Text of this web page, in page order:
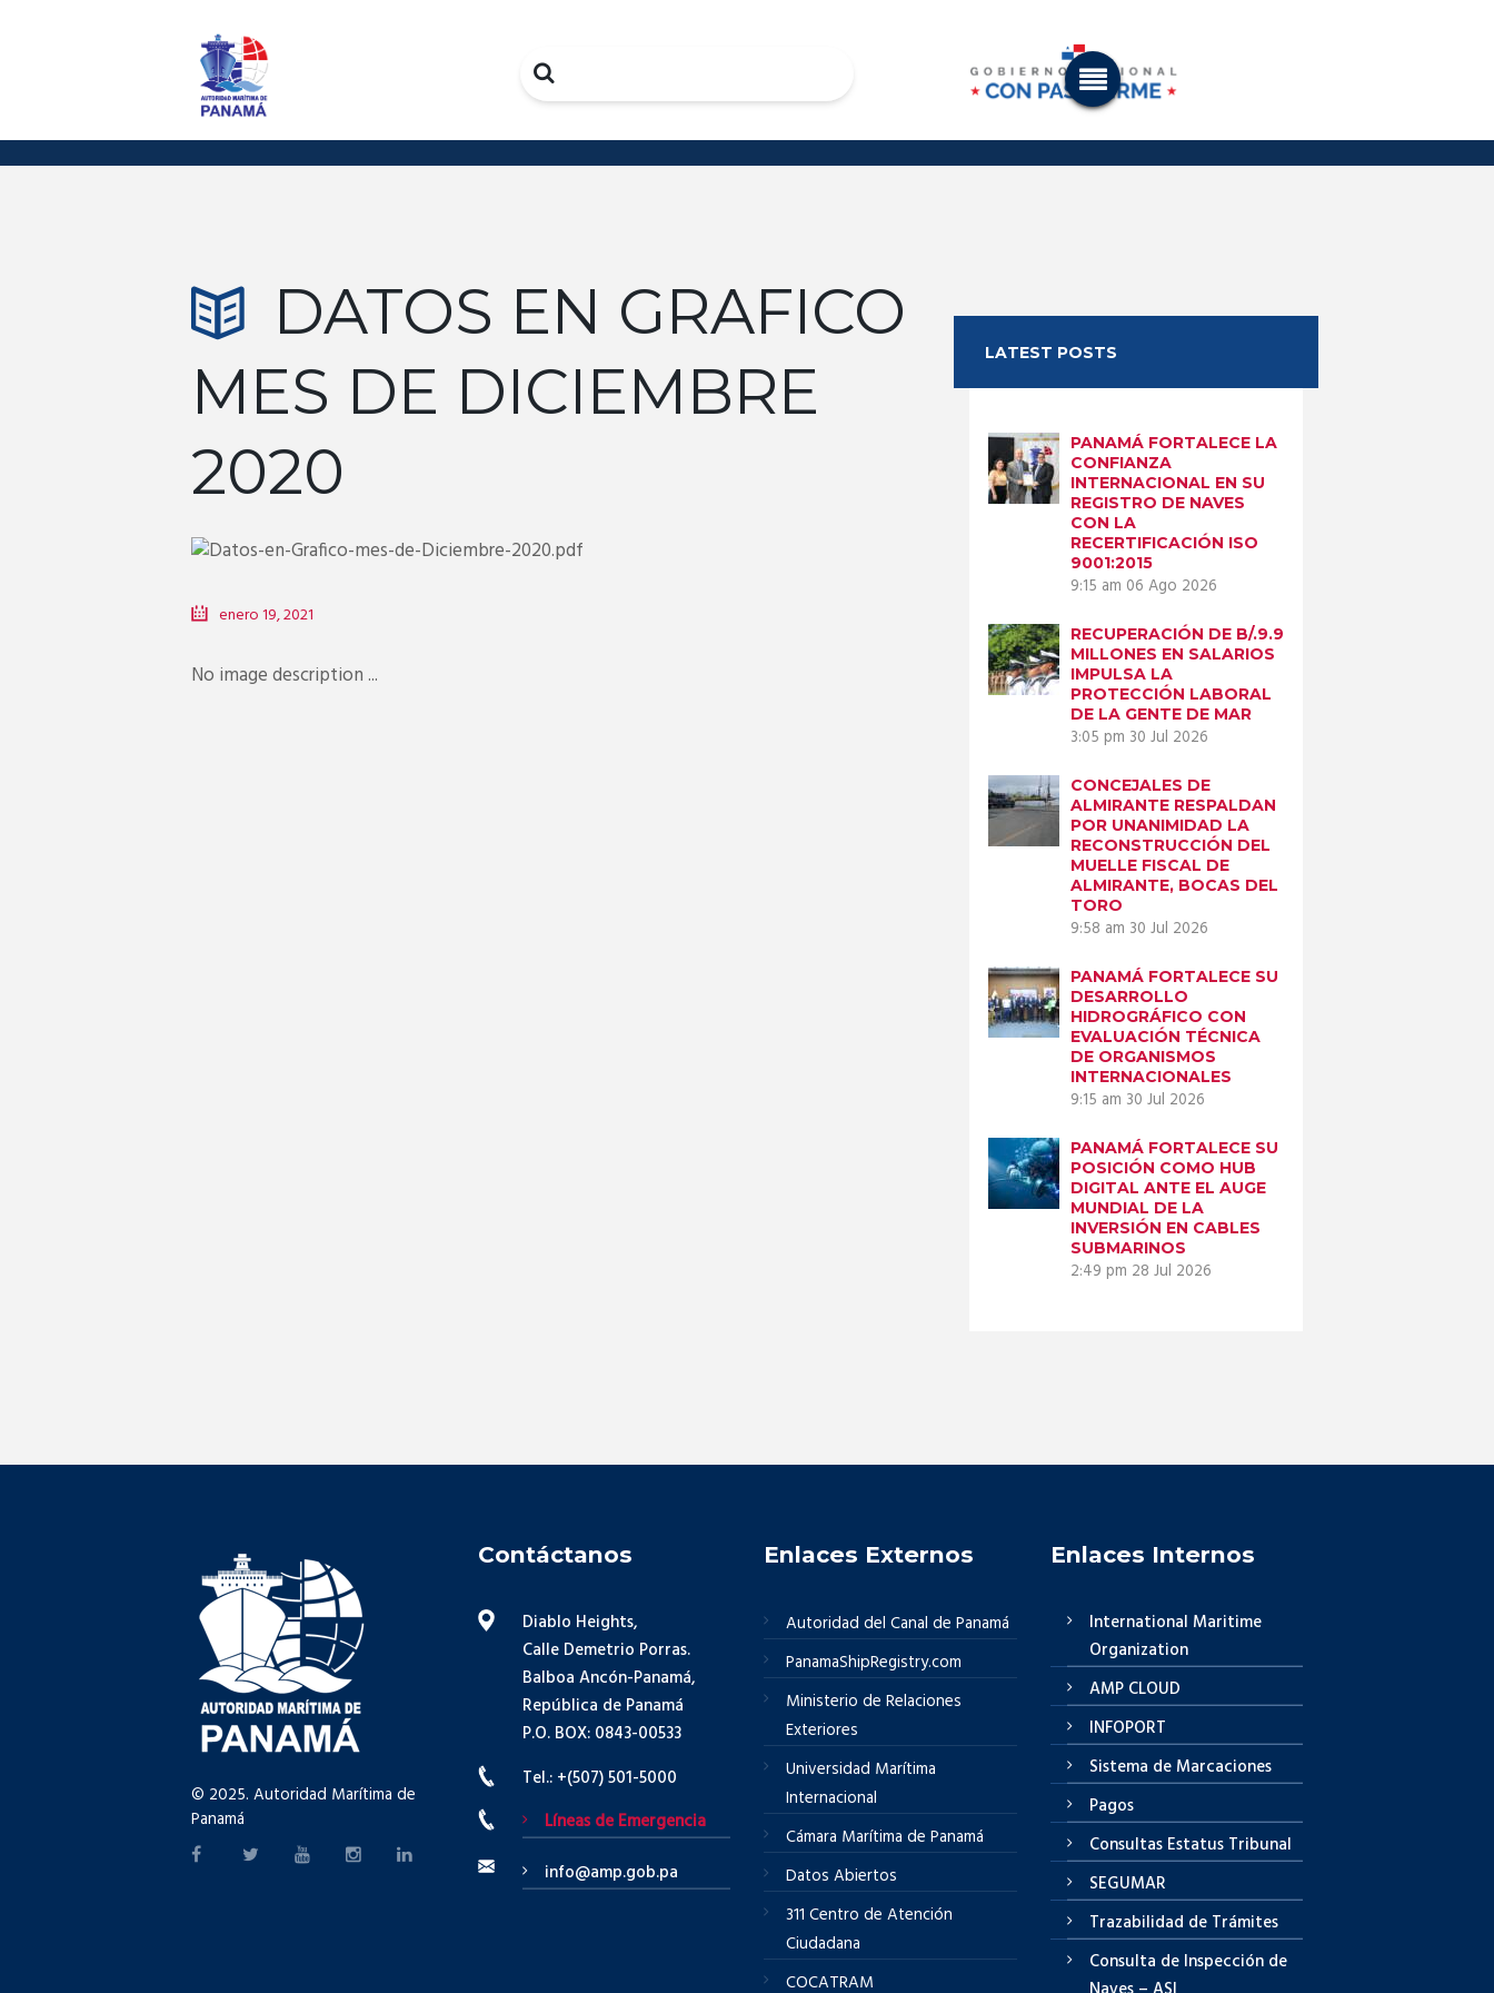
Search
DATOS EN GRAFICO
MES DE DICIEMBRE
2020
enero 19, 2021
No image description ...
LATEST POSTS
PANAMÁ FORTALECE LA
CONFIANZA
INTERNACIONAL EN SU
REGISTRO DE NAVES
CON LA
RECERTIFICACIÓN ISO
9001:2015
9:15 am 06 Ago 2026
RECUPERACIÓN DE B/.9.9
MILLONES EN SALARIOS
IMPULSA LA
PROTECCIÓN LABORAL
DE LA GENTE DE MAR
3:05 pm 30 Jul 2026
CONCEJALES DE
ALMIRANTE RESPALDAN
POR UNANIMIDAD LA
RECONSTRUCCIÓN DEL
MUELLE FISCAL DE
ALMIRANTE, BOCAS DEL
TORO
9:58 am 30 Jul 2026
PANAMÁ FORTALECE SU
DESARROLLO
HIDROGRÁFICO CON
EVALUACIÓN TÉCNICA
DE ORGANISMOS
INTERNACIONALES
9:15 am 30 Jul 2026
PANAMÁ FORTALECE SU
POSICIÓN COMO HUB
DIGITAL ANTE EL AUGE
MUNDIAL DE LA
INVERSIÓN EN CABLES
SUBMARINOS
2:49 pm 28 Jul 2026
© 2025. Autoridad Marítima de
Panamá
Contáctanos
Diablo Heights,
Calle Demetrio Porras.
Balboa Ancón-Panamá,
República de Panamá
P.O. BOX: 0843-00533
Tel.: +(507) 501-5000
Líneas de Emergencia
info@amp.gob.pa
Enlaces Externos
Autoridad del Canal de Panamá
PanamaShipRegistry.com
Ministerio de Relaciones
Exteriores
Universidad Marítima
Internacional
Cámara Marítima de Panamá
Datos Abiertos
311 Centro de Atención
Ciudadana
COCATRAM
Enlaces Internos
International Maritime
Organization
AMP CLOUD
INFOPORT
Sistema de Marcaciones
Pagos
Consultas Estatus Tribunal
SEGUMAR
Trazabilidad de Trámites
Consulta de Inspección de